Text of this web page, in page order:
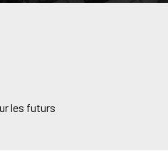
les futurs